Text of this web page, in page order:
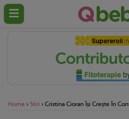
Home › Stiri › Cristina Cioran Își Crește În